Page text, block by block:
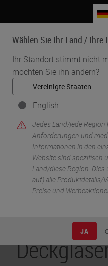
Wählen Sie Ihr Land / Ihre
Ihr Standort stimmt nicht
möchten Sie ihn ändern?
English
Jedes Land/jede
Anforderungen und
Informationen in den
Website sind spezifisch
Land/diese Region.
auf) alle Produktdetails/
Preise und
JA
• Lösungen für die
Färber &
Färber &